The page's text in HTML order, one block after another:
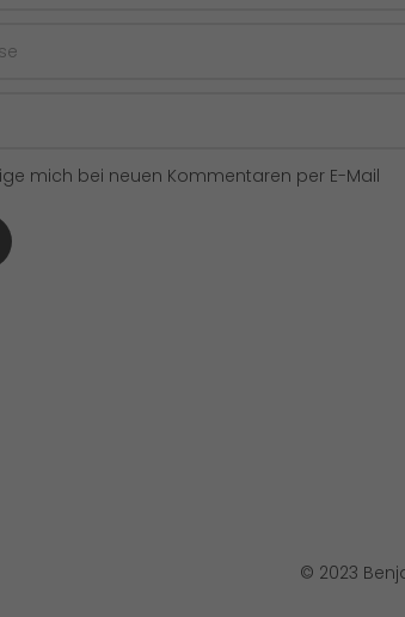
mich bei neuen Kommentaren per E-Mail
© 2023